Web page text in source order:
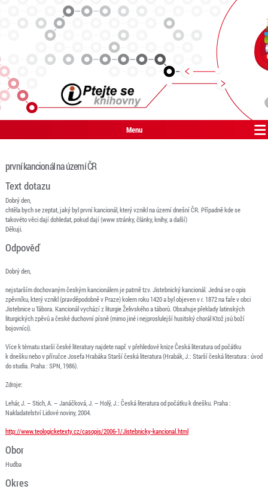
Menu
první kancionál na území ČR
Text dotazu
Dobrý den,
chtěla bych se zeptat, jaký byl první kancionál, který vznikl na území dnešní ČR. Případně kde se
takovéto věci dají dohledat, pokud dají (www stránky, články, knihy, a další)
Děkuji.
Odpověď
Dobrý den,
nejstarším dochovaným českým kancionálem je patrně tzv. Jistebnický kancionál. Jedná se o opis
zpěvníku, který vznikl (pravděpodobně v Praze) kolem roku 1420 a byl objeven v r. 1872 na faře v obci
Jistebnice u Tábora. Kancionál vychází z liturgie Želivského a táborů. Obsahuje překlady latinských
liturgických zpěvů a české duchovní písně (mimo jiné i nejproslulejší husitský chorál Ktož jsú boží
bojovníci).
Více k tématu starší české literatury najdete např. v přehledové knize Česká literatura od počátku
k dnešku nebo v příručce Josefa Hrabáka Starší česká literatura (Hrabák, J.: Starší česká literatura : úvod
do studia. Praha : SPN, 1986).
Zdroje:
Lehár, J. – Stich, A. – Janáčková, J. – Holý, J.: Česká literatura od počátku k dnešku. Praha :
Nakladatelství Lidové noviny, 2004.
http://www.teologicketexty.cz/casopis/2006-1/Jistebnicky-kancional.html
Obor
Hudba
Okres